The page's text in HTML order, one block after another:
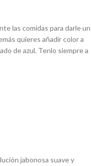
las comidas para darle un
quieres añadir color a
de azul. Tenlo siempre a
jabonosa suave y